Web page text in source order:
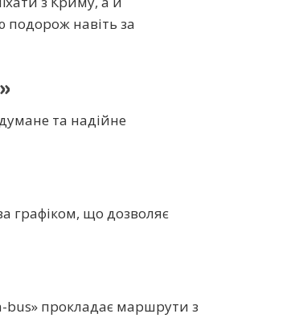
навіть за
та надійне
графіком, що дозволяє
bus» прокладає маршрути з